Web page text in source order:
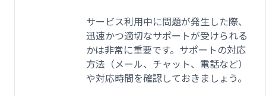
サービス利用中に問題が発生した際、
迅速かつ適切なサポートが受けられる
かは非常に重要です。サポートの対応
方法（メール、チャット、電話など）
や対応時間を確認しておきましょう。